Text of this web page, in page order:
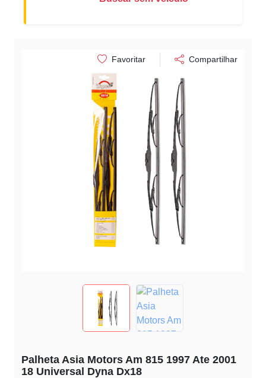
Favoritar Compartilhar
Palheta Asia Motors Am 815 1997 Ate 2001
18 Universal Dyna Dx18